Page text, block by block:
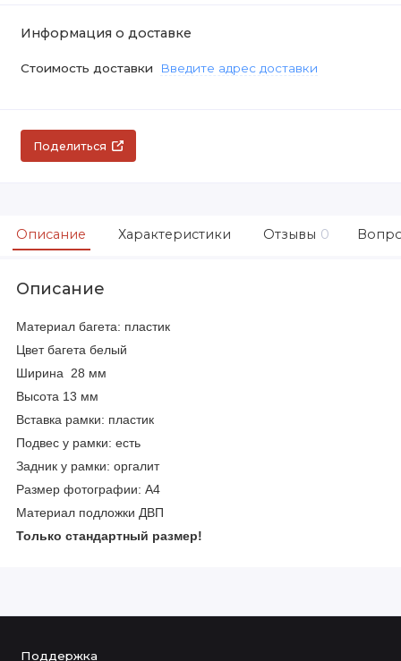
Информация о доставке
Стоимость доставки Введите адрес доставки
Поделиться
Описание Характеристики Отзывы 0
Описание
Материал багета: пластик
Цвет багета белый
Ширина 28 мм
Высота 13 мм
Вставка рамки: пластик
Подвес у рамки: есть
Задник у рамки: оргалит
Размер фотографии: А4
Материал подложки ДВП
Только стандартный размер!
Поддержка